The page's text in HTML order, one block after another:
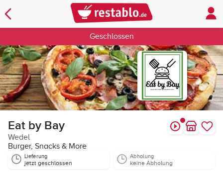
Geschlossen
Eat by Bay
Wedel
Burger, Snacks & More
Lieferung
jetzt geschlossen
Abholung
keine Abholung